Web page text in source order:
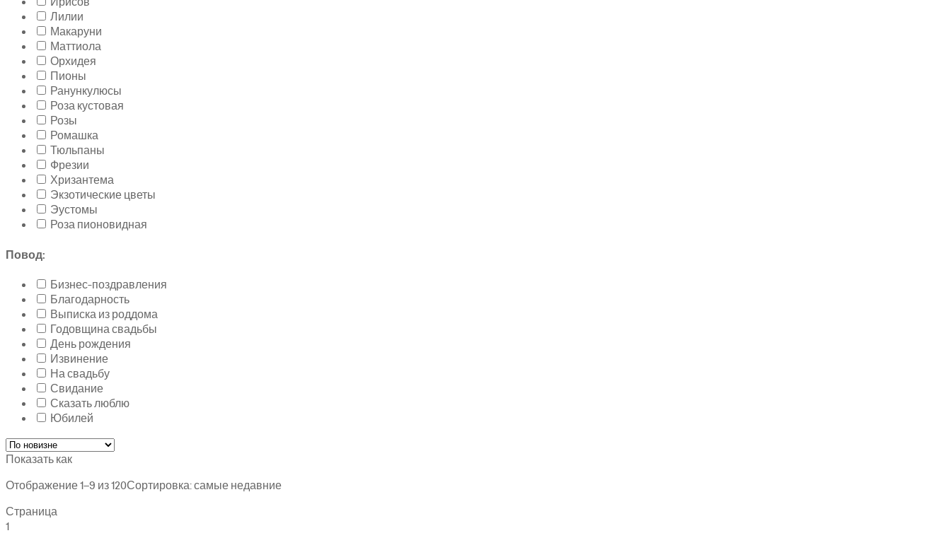
Лилии
Макаруни
Маттиола
Орхидея
Пионы
Ранункулюсы
Роза кустовая
Розы
Ромашка
Тюльпаны
Фрезии
Хризантема
Экзотические цветы
Эустомы
Роза пионовидная
Повод:
Бизнес-поздравления
Благодарность
Выписка из роддома
Годовщина свадьбы
День рождения
Извинение
На свадьбу
Свидание
Сказать люблю
Юбилей
Показать как
Отображение 1–9 из 120Сортировка: самые недавние
Страница
1